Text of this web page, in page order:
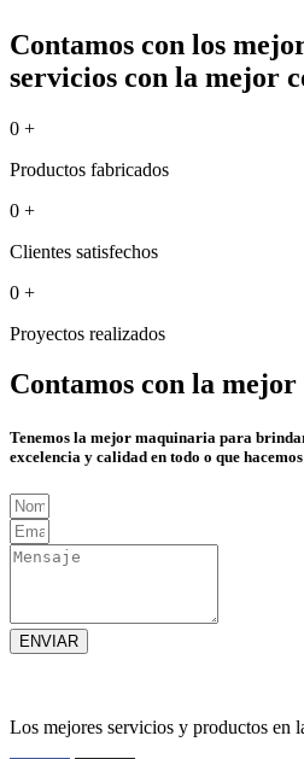
Contamos con los
servicios con la mejor
0 +
Productos fabricados
0 +
Clientes satisfechos
0 +
Proyectos realizados
Contamos con la mejor
Tenemos la mejor maquinaria para
excelencia y calidad en todo o que hacemos
ENVIAR
Los mejores servicios y productos en